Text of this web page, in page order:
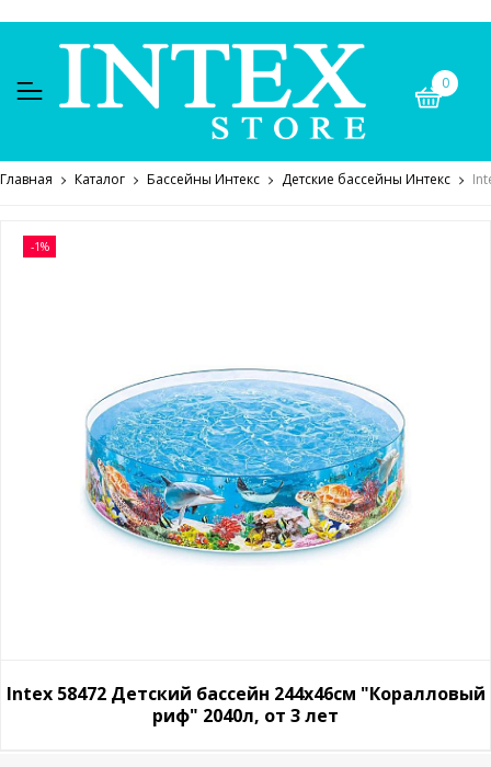
0
Главная Каталог Бассейны Интекс Детские бассейны Интекс
-1%
Intex 58472 Детский бассейн 244х46см "Коралловый
риф" 2040л, от 3 лет